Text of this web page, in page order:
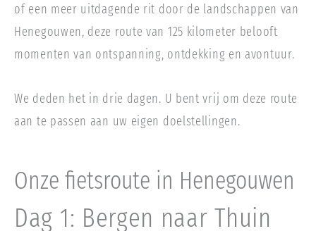
of een meer uitdagende rit door de landschappen van
Henegouwen, deze route van 125 kilometer belooft
momenten van ontspanning, ontdekking en avontuur.
We deden het in drie dagen. U bent vrij om deze route
aan te passen aan uw eigen doelstellingen.
Onze fietsroute in Henegouwen
Dag 1: Bergen naar Thuin